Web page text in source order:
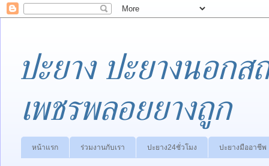
ปะยาง ปะยางนอก
เพชรพลอยยางถูก
หน้าแรก ร่วมงานกับเรา ปะยาง24ชั่วโมง ปะยางมืออาชีพ